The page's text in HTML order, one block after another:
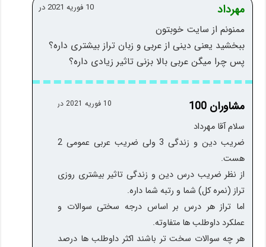
مهرداد 10 فوریه 2021 در
ممنونم از سایت خوبتون
ببخشید یعنی دینی از عربی و زبان تراز بیشتری داره؟
پس چرا میگن عربی بالا بزنی تاثیر زیادی داره؟
مشاوران 100 10 فوریه 2021 در
سلام آقا مهرداد
ضریب دین و زندگی 3 ولی ضریب عربی عمومی 2
هست.
از نظر ضریب درس دین و زندگی تاثیر بیشتری روزی
تراز (نمره کل) شما و رتبه شما داره.
اما تراز هر درس بر اساس درجه سختی سوالات و
عملکرد داوطلب ها متفاوته.
هر چه سوالات سخت تر باشند اکثر داوطلب ها درصد